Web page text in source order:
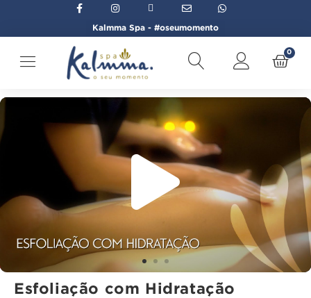
Kalmma Spa - #oseumomento
0
Bem-estar Corporal →
Esfoliação com Hidratação